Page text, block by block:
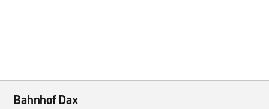
Bahnhof Dax